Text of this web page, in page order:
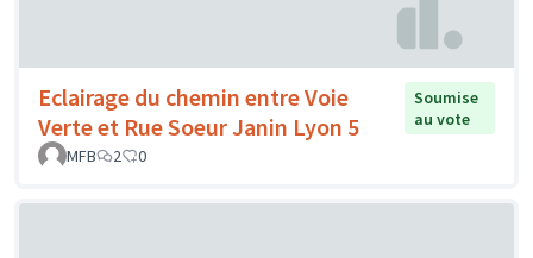
Eclairage du chemin entre Voie
Verte et Rue Soeur Janin Lyon 5
Soumise
au vote
MFB
2 0